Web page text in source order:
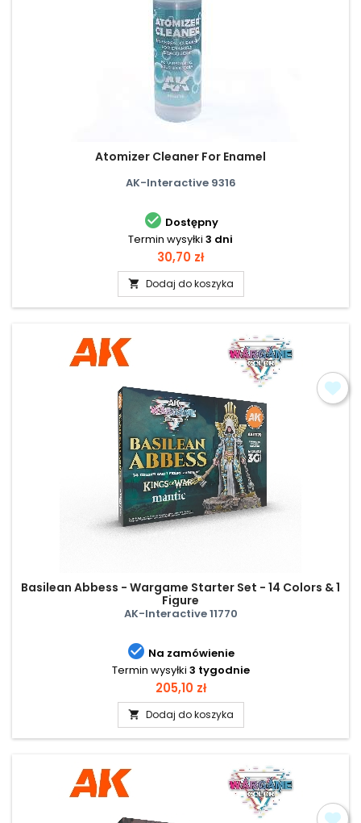
Atomizer Cleaner For Enamel
AK-Interactive 9316
 Dostępny
Termin wysyłki 3 dni
Cena
30,70 zł
 Dodaj do koszyka
Basilean Abbess - Wargame Starter Set - 14 Colors & 1
Figure
AK-Interactive 11770
 Na zamówienie
Termin wysyłki 3 tygodnie
Cena
205,10 zł
 Dodaj do koszyka